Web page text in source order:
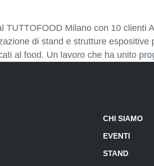
TUTTOFOOD Milano con 10 clienti
di stand e strutture
al food. Un lavoro che ha unito
CHI SIAMO
EVENTI
STAND